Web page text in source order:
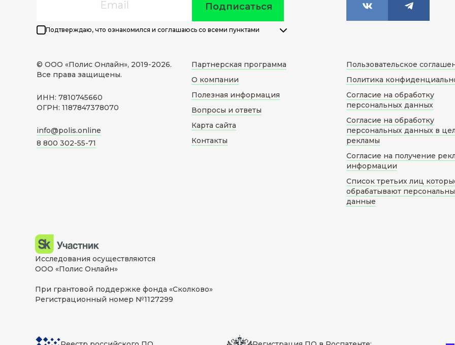
Подписаться
Подтверждаю, что ознакомился и соглашаюсь со всеми пунктами
© ООО «Полис Онлайн», 2019-2026.
Все права защищены.
ИНН: 7810745660
ОГРН: 1187847378070
info@polis.online
8 800 302-55-71
Партнерская программа
О компании
Полезная информация
Вопросы и ответы
Карта сайта
Контакты
Пользовательское
Политика
Согласие на обработку
персональных данных
Согласие на обработку
персональных данных в
рекламы
Согласие на получение
информации
Список третьих лиц
обрабатывают
данные
Исследования осуществляются
ООО «Полис Онлайн»
При грантовой поддержке фонда «Сколково»
Регистрационный номер №1127299